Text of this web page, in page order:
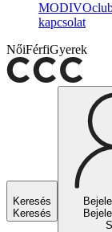
kapcsolat
NőiFérfiGyerek
Keresés
Keresés